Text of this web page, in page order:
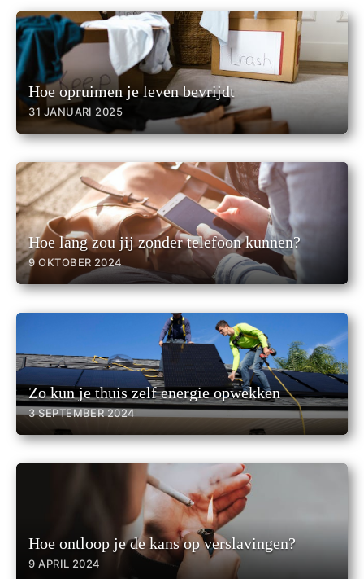
Hoe opruimen je leven bevrijdt
31 JANUARI 2025
Hoe lang zou jij zonder telefoon kunnen?
9 OKTOBER 2024
Zo kun je thuis zelf energie opwekken
3 SEPTEMBER 2024
Hoe ontloop je de kans op verslavingen?
9 APRIL 2024